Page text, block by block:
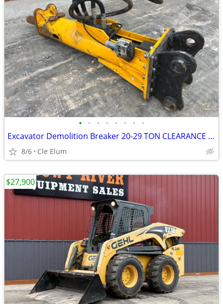
• • • • • • • •
Excavator Demolition Breaker 20-29 TON CLEARANCE SALE FREE SHIPPING
8/6 Cle Elum
$27,900